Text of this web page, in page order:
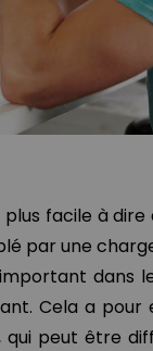
facile à
par une
dans
Cela a pour
peut être